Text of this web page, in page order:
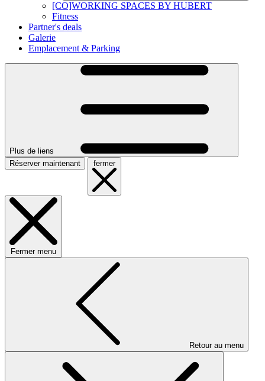
[CO]WORKING SPACES BY HUBERT
Fitness
Partner's deals
Galerie
Emplacement & Parking
Plus de liens
Réserver maintenant
fermer
Fermer menu
Retour au menu